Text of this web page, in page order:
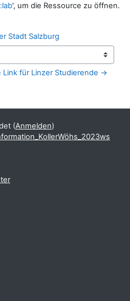
', um die Ressource zu öffnen.
Stadt Salzburg
Link für Linzer Studierende →
(Anmelden)